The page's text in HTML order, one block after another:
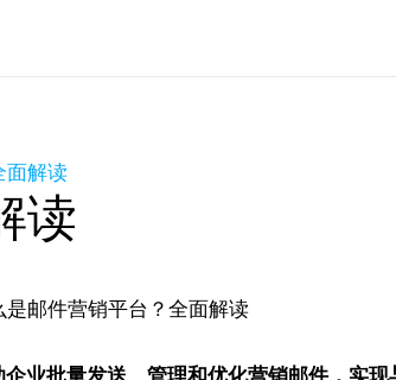
面解读
读
业批量发送、管理和优化营销邮件，实现